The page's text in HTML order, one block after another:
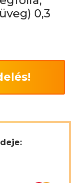
0,3